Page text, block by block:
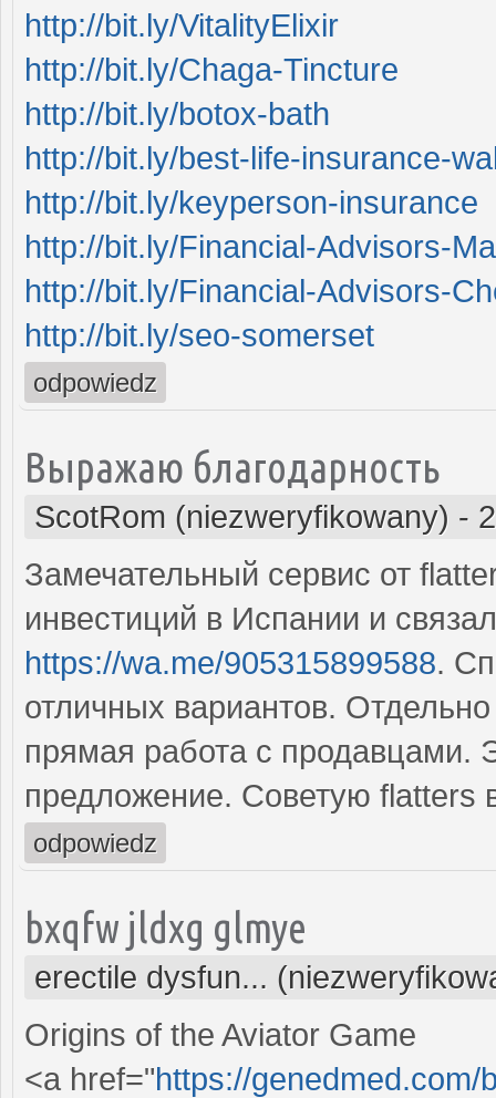
http://bit.ly/VitalityElixir
http://bit.ly/Chaga-Tincture
http://bit.ly/botox-bath
http://bit.ly/best-life-insurance-
http://bit.ly/keyperson-insurance
http://bit.ly/Financial-Advisors-
http://bit.ly/Financial-Advisors-
http://bit.ly/seo-somerset
odpowiedz
Выражаю благодарность
ScotRom (niezweryfikowany) -
Замечательный сервис от
инвестиций в Испании и
https://wa.me/905315899588.
отличных вариантов.
прямая работа с продавцами.
предложение. Советую flatters
odpowiedz
bxqfw jldxg glmye
erectile dysfun...
Origins of the Aviator Game
<a href="https://